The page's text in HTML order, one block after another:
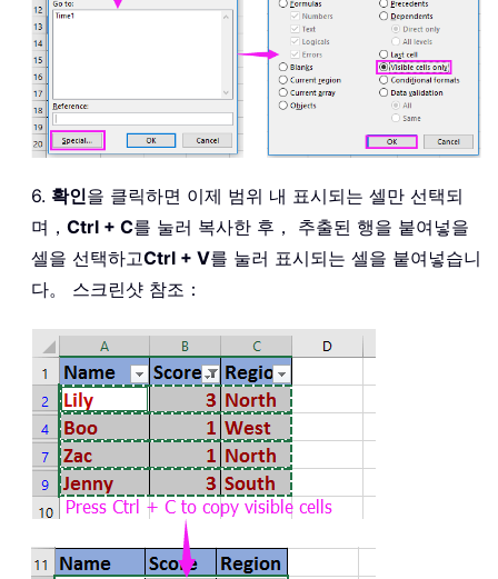
6. 확인을 클릭하면 이제 범위 내 표시되는 셀만 선택되
며， Ctrl + C를 눌러 복사한 후， 추출된 행을 붙여넣을
셀을 선택하고Ctrl + V를 눌러 표시되는 셀을 붙여넣습니
다。 스크린샷 참조：